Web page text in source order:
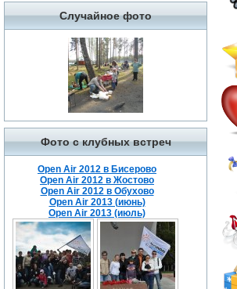
Случайное фото
Фото с клубных встреч
Open Air 2012 в Бисерово
Open Air 2012 в Жостово
Open Air 2012 в Обухово
Open Air 2013 (июнь)
Open Air 2013 (июль)